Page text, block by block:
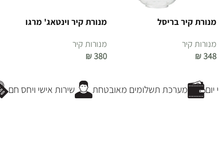
מנורת קיר בריסל
מנורות קיר
₪348
מנורת קיר וינטאג' מרגו
מנורות קיר
₪380
שירות אישי ויחס חם מערכת תשלומים מאובטחת